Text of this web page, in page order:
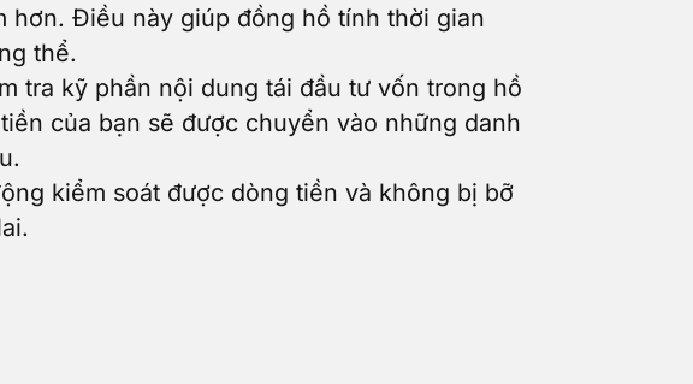
hơn. Điều này giúp đồng hồ tính thời gian
thể.
tra kỹ phần nội dung tái đầu tư vốn trong hồ
của bạn sẽ được chuyển vào những danh
kiểm soát được dòng tiền và không bị bỡ